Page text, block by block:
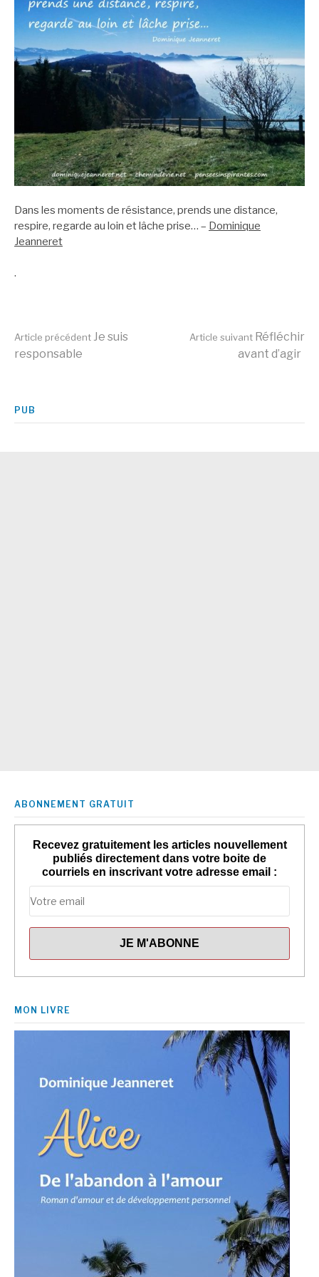
Dans les moments de résistance, prends une distance,
respire, regarde au loin et lâche prise… – Dominique
Jeanneret
.
Lire
la
Article précédent Je suis
responsable
Article suivant Réfléchir
avant d’agir
PUB
ABONNEMENT GRATUIT
Recevez gratuitement les articles nouvellement
publiés directement dans votre boite de
courriels en inscrivant votre adresse email :
MON LIVRE